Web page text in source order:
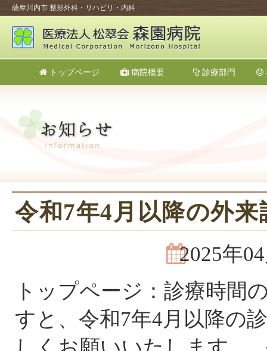
薩摩川内市 整形外科・リハビリ・内科
トップページ 病院概要 診療部門
令和7年4月以降の外
2025年
トップページ：診療時間
すと、令和7年4月以降の